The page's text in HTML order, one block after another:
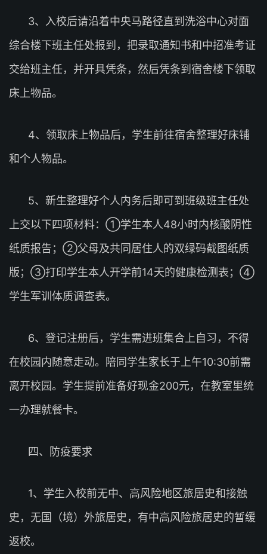
3、入校后请沿着中央马路径直到洗浴中心对面
综合楼下班主任处报到，把录取通知书和中招准考证
交给班主任，并开具凭条，然后凭条到宿舍楼下领取
床上物品。
4、领取床上物品后，学生前往宿舍整理好床铺
和个人物品。
5、新生整理好个人内务后即可到班级班主任处
上交以下四项材料：①学生本人48小时内核酸阴性
纸质报告；②父母及共同居住人的双绿码截图纸质
版；③打印学生本人开学前14天的健康检测表；④
学生军训体质调查表。
6、登记注册后，学生需进班集合上自习，不得
在校园内随意走动。陪同学生家长于上午10:30前需
离开校园。学生提前准备好现金200元，在教室里统
一办理就餐卡。
四、防疫要求
1、学生入校前无中、高风险地区旅居史和接触
史，无国（境）外旅居史，有中高风险旅居史的暂缓
返校。